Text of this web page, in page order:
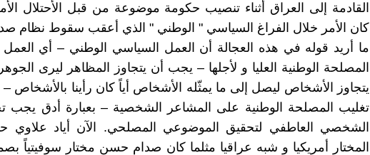
القادمة إلى العراق أثناء تنصيب حكومة موضوعة من قبل الأحتلال
كان الأمر خلال الفراغ السياسي " الوطني " الذي أعقب سقوط نظام
ما أريد قوله في هذه العجالة أن العمل السياسي الوطني – أي العمل
المصلحة الوطنية العليا و لأجلها – يجب أن يتجاوز المظاهر ليرى
يتجاوز الأشخاص ليصل إلى ما يمثّله الأشخاص أياً كان رأينا بالأشخاص
تغليب المصلحة الوطنية على المشاعر الشخصية – بعبارة أدق يجب
الشخصي العاطفي لتحقيق الموضوعي المصلحي. الآن أياد علاوي
المختار أمريكيا و شبه عراقيا مثلما كان صدام حسن مختار سوفيتياً